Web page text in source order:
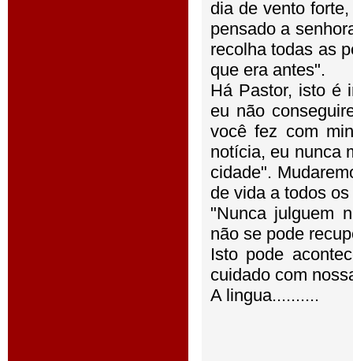
dia de vento
pensado a
recolha todas as
que era antes".
Há Pastor, isto é
eu não
você fez com
notícia, eu nunca
cidade".
de vida a todos
"Nunca julguem
não se pode
Isto pode
cuidado com
A lingua..........